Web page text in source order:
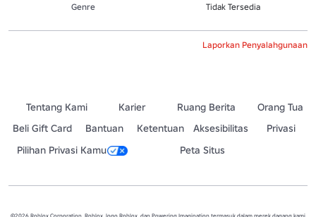
Genre
Tidak Tersedia
Laporkan Penyalahgunaan
Tentang Kami Karier Ruang Berita
Orang Tua
Beli Gift Card
Bantuan Ketentuan Aksesibilitas
Privasi
Pilihan Privasi Kamu
Peta Situs
©2026 Roblox Corporation. Roblox, logo Roblox, dan Powering Imagination termasuk dalam merek dagang kami